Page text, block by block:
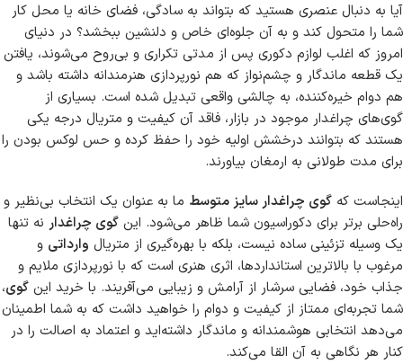
آیا به دنبال عنصری هستید که بتواند به سادگی، فضای خانه یا محل کار
شما را متحول کند و به آن جلوه‌ای خاص و دلنشین ببخشد؟ در دنیای
امروز که اغلب لوازم دکوری پس از مدتی تکراری و بی‌روح می‌شوند، یافتن
یک قطعه ماندگار و چشم‌نواز که هم نورپردازی هنرمندانه داشته باشد و
هم دوام خیره‌کننده، به چالشی واقعی تبدیل شده است. بسیاری از
گوی‌های چراغدار موجود در بازار، فاقد آن کیفیت و متریال درجه یکی
هستند که بتوانند درخشش اولیه خود را حفظ کرده و حس لوکس بودن را
برای مدت طولانی به ارمغان بیاورند.
اینجاست که گوی چراغدار سایز متوسط ما به عنوان یک انتخاب بی‌نظیر و
راه‌حلی برتر برای دکوراسیون شما ظاهر می‌شود. این گوی چراغدار نه تنها
یک وسیله تزئینی ساده نیست، بلکه با بهره‌گیری از متریال وارداتی و
مرغوب با بالاترین استانداردها، اثری هنری است که با نورپردازی ملایم و
جذاب خود، فضایی سرشار از آرامش و زیبایی می‌آفریند. با خرید این گوی،
شما تجربه‌ای ممتاز از کیفیت و دوام را خواهید داشت که به شما اطمینان
می‌دهد انتخابی هوشمندانه و ماندگار داشته‌اید و اعتماد به اصالت را در
کنار هر نگاهی به آن القا می‌کند.